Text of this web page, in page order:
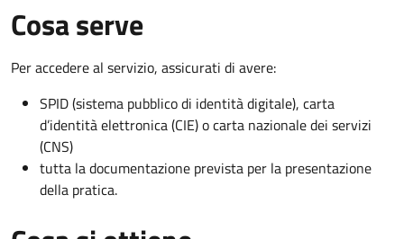
Cosa serve
Per accedere al servizio, assicurati di avere:
SPID (sistema pubblico di identità digitale), carta
d’identità elettronica (CIE) o carta nazionale dei servizi
(CNS)
tutta la documentazione prevista per la presentazione
della pratica.